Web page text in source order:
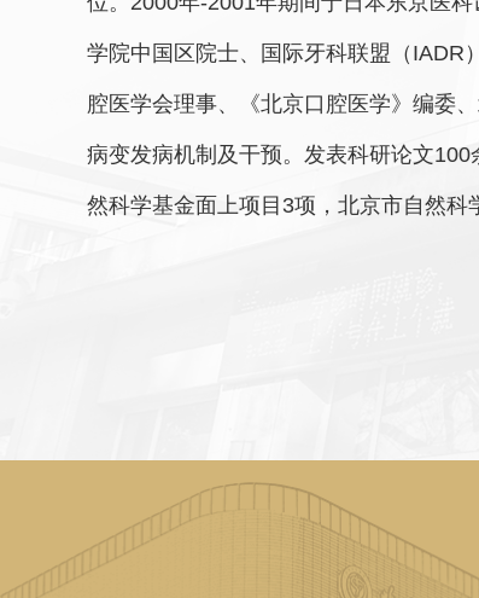
学院中国区院士、国际牙科联盟（IADR
腔医学会理事、《北京口腔医学》编委
病变发病机制及干预。发表科研论文
然科学基金面上项目3项，北京市自然科